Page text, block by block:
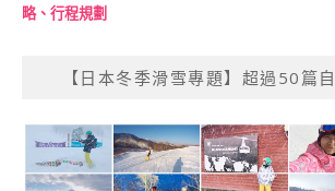
略、行程規劃
【日本冬季滑雪專題】超過50篇